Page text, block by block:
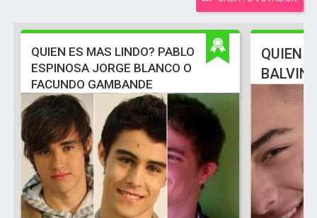
QUIEN ES MAS LINDO? PABLO
ESPINOSA JORGE BLANCO O
FACUNDO GAMBANDE
QUIEN
BALVIN